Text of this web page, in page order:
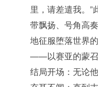
里，请差遣我。
带飘扬、号角高
地征服堕落世界
——以赛亚的蒙召
结局开场：无论